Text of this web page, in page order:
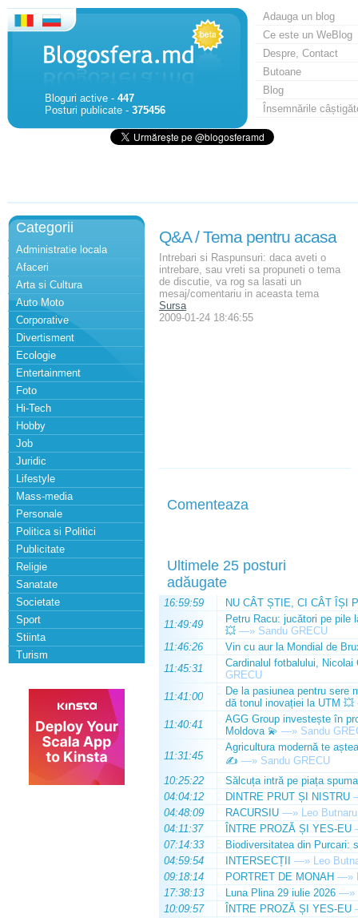
Bloguri active - 447
Posturi publicate - 375456
Adauga un blog
Ce este un WeBlog
Despre, Contact
Butoane
Blog
Însemnările
Categorii
Administratie locala
Afaceri
Arta si Cultura
Auto Moto
Corporative
Divertisment
Ecologie
Entertainment
Foto
Hi-Tech
Hobby
Job
Juridic
Lifestyle
Mass-media
Personale
Politica si Politici
Publicitate
Religie
Sanatate
Societate
Sport
Stiinta
Turism
Q&A / Tema pentru acasa
Intrebari si Raspunsuri: daca aveti o
intrebare, sau vreti sa propuneti o tema
de discutie, va rog sa lasati un
mesaj/comentariu in aceasta tema
Sursa
2009-01-24 18:46:55
Comenteaza
Ultimele 25 posturi
adăugate
16:59:59
NU CÂT ȘTIE, CI CÂT ÎȘI
11:49:49
Petru Racu: jucători pe pile
💥 —» Sandu GRECU
11:46:26
Vin cu aur la Mondial de
11:45:31
Cardinalul fotbalului,
GRECU
11:41:00
De la pasiunea pentru sere
dă tonul inovației la UTM 💥
11:40:41
AGG Group investește în
Moldova 💫 —» Sandu
11:31:45
Agricultura modernă te
✍️ —» Sandu GRECU
10:25:22
Sălcuța intră pe piața
04:04:12
DINTRE PRUT ȘI NISTRU
04:48:09
RACURSIU —» Leo Butnaru
04:11:37
ÎNTRE PROZĂ ȘI YES-EU
07:14:33
Biodiversitatea din Purcari:
04:59:54
INTERSECȚII —» Leo
09:18:14
PORTRET DE MONAH —»
17:38:13
Luna Plina 29 iulie 2026 —»
10:09:57
ÎNTRE PROZĂ ȘI YES-EU